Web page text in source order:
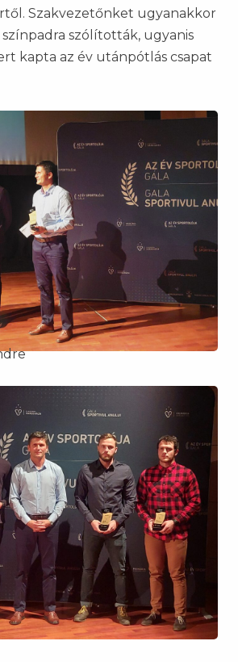
Szakvezetőnket ugyanakkor
szólították, ugyanis
kapta az év utánpótlás csapat